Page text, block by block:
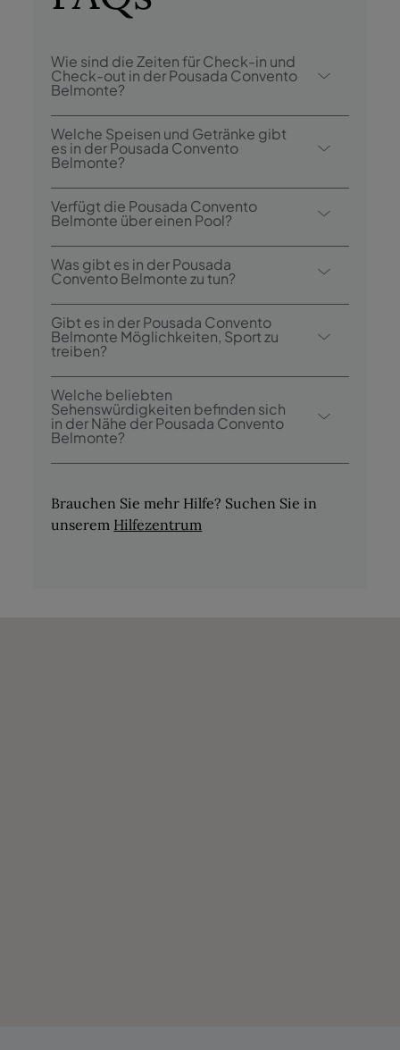
Wie sind die Zeiten für Check-in und
Check-out in der Pousada Convento
Belmonte?
Der Check-in im Pousada Convento
Belmonte, ist ab 15:00 Uhr und der Check-
out bis 12:00 Uhr.
Welche Speisen und Getränke gibt
es in der Pousada Convento
Belmonte?
Pousada Convento Belmonte hat 1
Restaurant.
Verfügt die Pousada Convento
Belmonte über einen Pool?
Ja, dieses Hotel hat einen Außenpool.
Was gibt es in der Pousada
Convento Belmonte zu tun?
Die Pousada Convento Belmonte bietet
folgende Aktivitäten / Dienstleistungen an
(ggf. gegen Gebühr):
- Freibad
- Trecking
- Reitausflüge
- Fahrradtouren
- Jeep-Touren
- Fischen
Gibt es in der Pousada Convento
Belmonte Möglichkeiten, Sport zu
treiben?
Ja, die Gäste haben Zugang zu einem
Schwimmbad.
Welche beliebten
Sehenswürdigkeiten befinden sich
in der Nähe der Pousada Convento
Belmonte?
Sehenswürdigkeiten gehören Antigos
Paços do Concelho, Schloss Belmonte,
Centum Cellas, Museu dos
Brauchen Sie mehr Hilfe? Suchen Sie in
unserem Hilfezentrum